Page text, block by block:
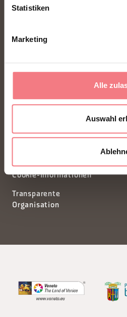
Statistiken
Marketing
Alle
Auswahl
FONDAZIONE DMO DOLOMITI
Piazza Santo Stefano 15/17
segreteria@dmodolomiti.it
Privacy
Cookie-Informationen
Transparente
Organisation